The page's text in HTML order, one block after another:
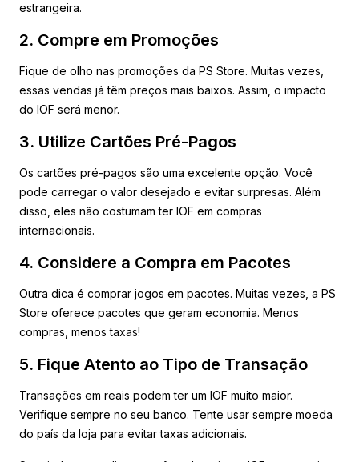
estrangeira.
2. Compre em Promoções
Fique de olho nas promoções da PS Store. Muitas vezes,
essas vendas já têm preços mais baixos. Assim, o impacto
do IOF será menor.
3. Utilize Cartões Pré-Pagos
Os cartões pré-pagos são uma excelente opção. Você
pode carregar o valor desejado e evitar surpresas. Além
disso, eles não costumam ter IOF em compras
internacionais.
4. Considere a Compra em Pacotes
Outra dica é comprar jogos em pacotes. Muitas vezes, a PS
Store oferece pacotes que geram economia. Menos
compras, menos taxas!
5. Fique Atento ao Tipo de Transação
Transações em reais podem ter um IOF muito maior.
Verifique sempre no seu banco. Tente usar sempre moeda
do país da loja para evitar taxas adicionais.